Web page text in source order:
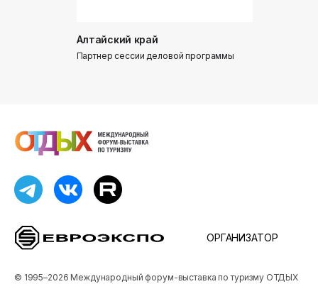
Алтайский край
Партнер сессии деловой программы
ОРГАНИЗАТОР
© 1995–2026 Международный форум-выставка по туризму ОТДЫХ